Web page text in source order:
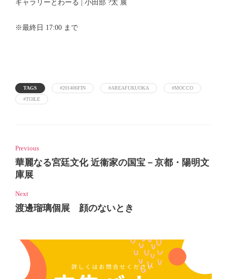
ギャラリーとわーる | 小田部 ?太 展
※最終日 17:00 まで
TAGS #201406FIN #AREAFUKUOKA
#MOCCO
#TOILE
Previous
華麗なる宮廷文化 近衞家の国宝－京都・陽明文
庫展
Next
渡邊瑠璃個展 顔のないとき